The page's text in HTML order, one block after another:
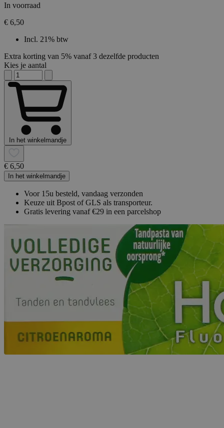
In voorraad
€ 6,50
Incl. 21% btw
Extra korting van 5% vanaf 3 dezelfde producten
Kies je aantal
In het winkelmandje
€ 6,50
In het winkelmandje
Voor 15u besteld, vandaag verzonden
Keuze uit Bpost of GLS als transporteur.
Gratis levering vanaf €29 in een parcelshop